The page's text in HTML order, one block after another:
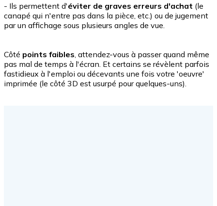
- Ils permettent d'éviter de graves erreurs d'achat (le
canapé qui n'entre pas dans la pièce, etc.) ou de jugement
par un affichage sous plusieurs angles de vue.
Côté points faibles , attendez-vous à passer quand même
pas mal de temps à l'écran. Et certains se révèlent parfois
fastidieux à l'emploi ou décevants une fois votre 'oeuvre'
imprimée (le côté 3D est usurpé pour quelques-uns).